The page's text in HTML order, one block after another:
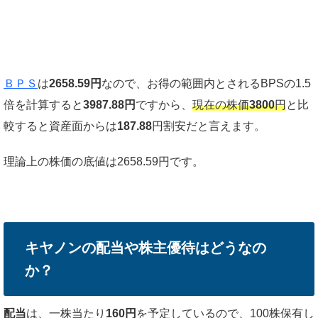
ＢＰＳ は2658.59円 なので、お得の範囲内とされるBPSの1.5
倍を計算すると3987.88円 ですから、 現在の株価3800円と比
較すると資産面からは187.88円割安だと言えます。
理論上の株価の底値は2658.59円です。
キヤノンの配当や株主優待はどうなの
か？
配当は、一株当たり 160円 を予定しているので、100株保有し